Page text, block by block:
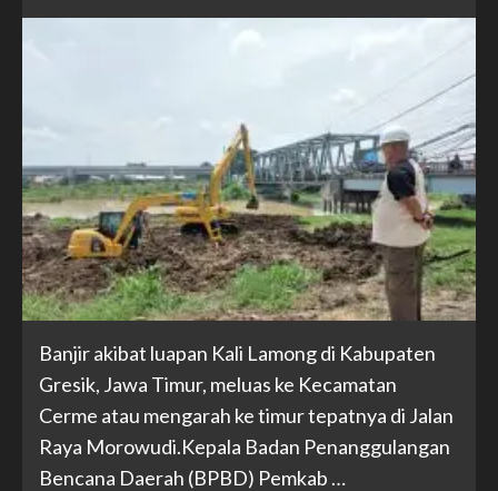
Banjir akibat luapan Kali Lamong di Kabupaten
Gresik, Jawa Timur, meluas ke Kecamatan
Cerme atau mengarah ke timur tepatnya di Jalan
Raya Morowudi.Kepala Badan Penanggulangan
Bencana Daerah (BPBD) Pemkab …